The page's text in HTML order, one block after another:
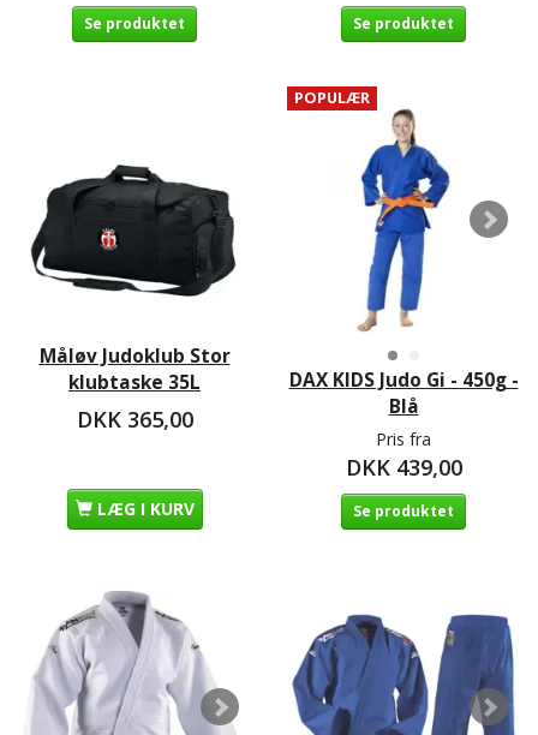
Se produktet Se produktet
Måløv Judoklub Stor
klubtaske 35L
DKK 365,00
LÆG I KURV
POPULÆR
DAX KIDS Judo Gi - 450g -
Blå
Pris fra
DKK 439,00
Se produktet